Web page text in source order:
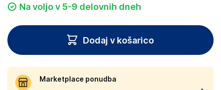
Na voljo v 5-9 delovnih dneh
Dodaj v košarico
Marketplace ponudba